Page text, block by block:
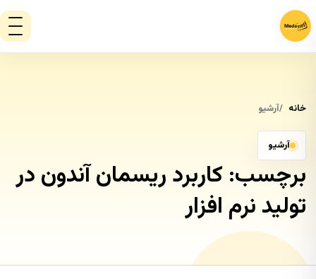
خانه آرشیو
آرشیو
برچسب: کاربرد ریسمان آندون در
تولید نرم افزار